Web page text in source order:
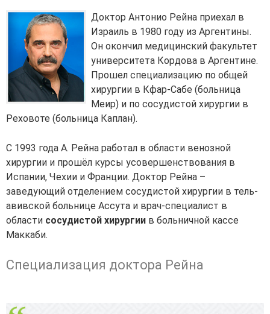
Доктор Антонио Рейна приехал в
Израиль в 1980 году из Аргентины.
Он окончил медицинский факультет
университета Кордова в Аргентине.
Прошел специализацию по общей
хирургии в Кфар-Сабе (больница
Меир) и по сосудистой хирургии в
Реховоте (больница Каплан).
С 1993 года А. Рейна работал в области венозной
хирургии и прошёл курсы усовершенствования в
Испании, Чехии и Франции. Доктор Рейна –
заведующий отделением сосудистой хирургии в тель-
авивской больнице Ассута и врач-специалист в
области сосудистой хирургии в больничной кассе
Маккаби.
Специализация доктора Рейна